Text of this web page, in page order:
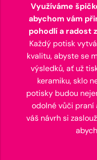
Využíváme
abychom vám
pohodlí a radost
Každý potisk
kvalitu, abyste se
výsledků, ať už
keramiku, sklo
potisky budou
odolné vůči praní
váš návrh si